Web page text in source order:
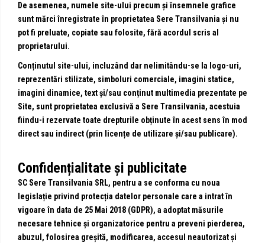
De asemenea, numele site-ului precum și însemnele grafice
sunt mărci înregistrate în proprietatea Sere Transilvania și nu
pot fi preluate, copiate sau folosite, fără acordul scris al
proprietarului.
Conținutul site-ului, incluzând dar nelimitându-se la logo-uri,
reprezentări stilizate, simboluri comerciale, imagini statice,
imagini dinamice, text și/sau conținut multimedia prezentate pe
Site, sunt proprietatea exclusivă a Sere Transilvania, acestuia
fiindu-i rezervate toate drepturile obținute în acest sens în mod
direct sau indirect (prin licențe de utilizare și/sau publicare).
Confidențialitate și publicitate
SC Sere Transilvania SRL, pentru a se conforma cu noua
legislație privind protecția datelor personale care a intrat în
vigoare în data de 25 Mai 2018 (GDPR), a adoptat măsurile
necesare tehnice și organizatorice pentru a preveni pierderea,
abuzul, folosirea greșită, modificarea, accesul neautorizat și